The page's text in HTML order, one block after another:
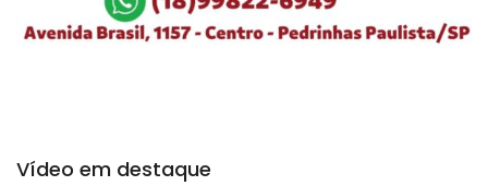
Vídeo em destaque